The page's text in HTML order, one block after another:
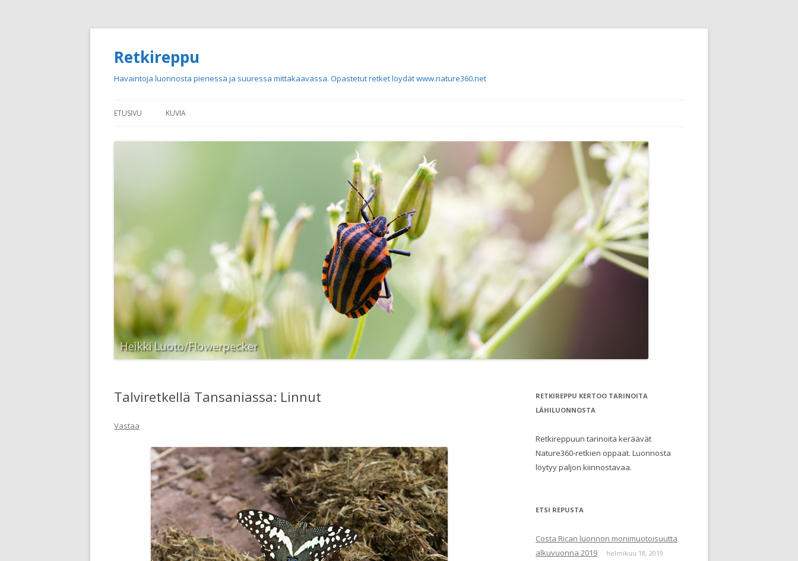
Retkireppu
Havaintoja luonnosta pienessä ja suuressa mittakaavassa. Opastetut retket löydät www.nature360.net
ETUSIVU KUVIA
Talviretkellä Tansaniassa: Linnut
Vastaa
RETKIREPPU KERTOO TARINOITA
LÄHILUONNOSTA
Retkireppuun tarinoita keräävät
Nature360-retkien oppaat. Luonnosta
löytyy paljon kiinnostavaa.
ETSI REPUSTA
Costa Rican luonnon monimuotoisuutta
alkuvuonna 2019
helmikuu 18, 2019